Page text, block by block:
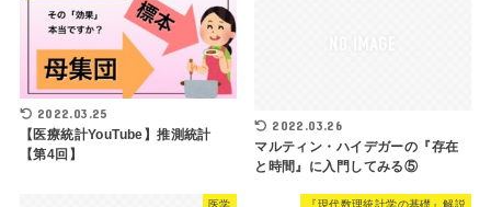
2022.03.25
【医療統計YouTube】推測統計
【第4回】
2022.03.26
マルティン・ハイデガーの『存在
と時間』に入門してみる⑤
医学 『現代数理統計学の基礎』解説